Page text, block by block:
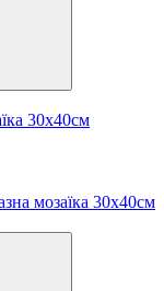
30х40см